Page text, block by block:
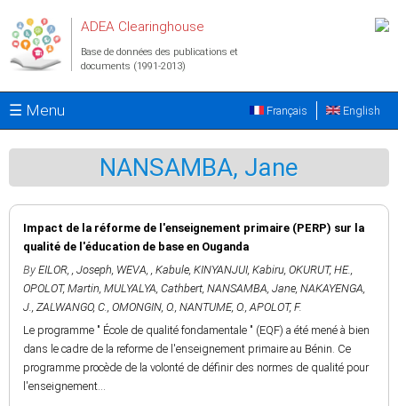
ADEA Clearinghouse
Base de données des publications et
documents (1991-2013)
☰ Menu English
Français
NANSAMBA, Jane
Impact de la réforme de l'enseignement primaire (PERP) sur la
qualité de l'éducation de base en Ouganda
By EILOR, , Joseph, WEVA, , Kabule, KINYANJUI, Kabiru, OKURUT, HE.,
OPOLOT, Martin, MULYALYA, Cathbert, NANSAMBA, Jane, NAKAYENGA,
J., ZALWANGO, C., OMONGIN, O., NANTUME, O.,APOLOT, F.
Le programme " École de qualité fondamentale " (EQF) a été mené à bien
dans le cadre de la reforme de l'enseignement primaire au Bénin. Ce
programme procède de la volonté de définir des normes de qualité pour
l'enseignement...